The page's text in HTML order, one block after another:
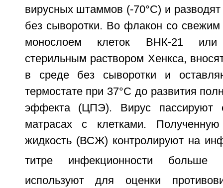
вирусных штаммов (-70°С) и
без сыворотки. Во флакон со
монослоем клеток ВНК-21
стерильным раствором Хенкса,
в среде без сыворотки и
термостате при 37°С до развития
эффекта (ЦПЭ). Вирус
матрасах с клетками.
жидкость (ВСЖ) контролируют на
титре инфекционности больше
используют для оценки